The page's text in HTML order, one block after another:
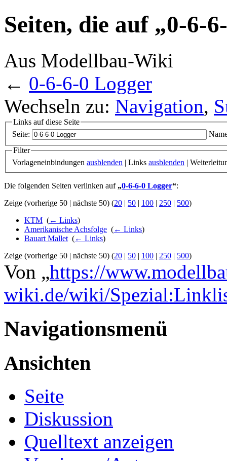
Seiten, die auf „0-6-
Aus Modellbau-Wiki
← 0-6-6-0 Logger
Wechseln zu: Navigation,
Links auf diese Seite
Seite:
Filter
Vorlageneinbindungen ausblenden | Links ausblenden |
Die folgenden Seiten verlinken auf „0-6-6-0 Logger“:
Zeige (vorherige 50 | nächste 50) (20 | 50 | 100 | 250 | 500)
KTM (← Links)
Amerikanische Achsfolge (← Links)
Bauart Mallet (← Links)
Zeige (vorherige 50 | nächste 50) (20 | 50 | 100 | 250 | 500)
Von „https://
wiki.de/wiki/
Navigationsmenü
Ansichten
Seite
Diskussion
Quelltext anzeigen